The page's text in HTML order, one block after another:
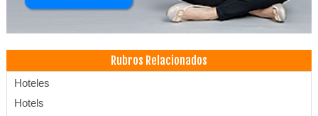
Rubros Relacionados
Hoteles
Hotels